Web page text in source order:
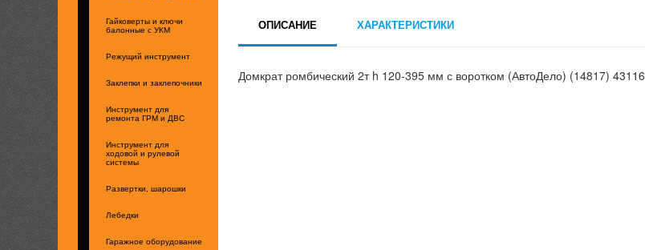
Гайковерты и ключи
балонные с УКМ
Режущий инструмент
Заклепки и заклепочники
Инструмент для
ремонта ГРМ и ДВС
Инструмент для
ходовой и рулевой
системы
Развертки, шарошки
Лебедки
Гаражное оборудование
ОПИСАНИЕ ХАРАКТЕРИСТИКИ
Домкрат ромбический 2т h 120-395 мм с воротком (АвтоДело) (14817) 43116